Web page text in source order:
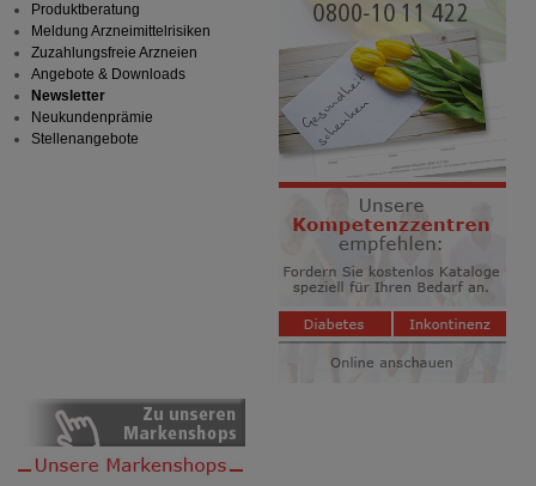
Produktberatung
Meldung Arzneimittelrisiken
Zuzahlungsfreie Arzneien
Angebote & Downloads
Newsletter
Neukundenprämie
Stellenangebote